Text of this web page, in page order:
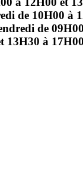
de 10H00 à
de
13H30 à 17H00